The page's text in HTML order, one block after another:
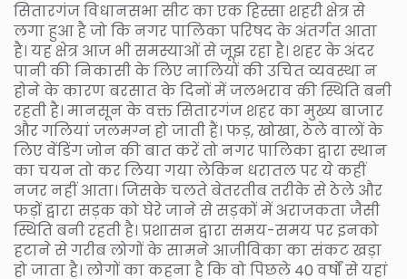
सितारगंज विधानसभा सीट का एक हिस्सा शहरी क्षेत्र से
लगा हुआ है जो कि नगर पालिका परिषद के अंतर्गत आता
है। यह क्षेत्र आज भी समस्याओं से जूझ रहा है। शहर के अंदर
पानी की निकासी के लिए नालियों की उचित व्यवस्था न
होने के कारण बरसात के दिनों में जलभराव की स्थिति बनी
रहती है। मानसून के वक्त सितारगंज शहर का मुख्य बाजार
और गलियां जलमग्न हो जाती हैं। फड़, खोखा, ठेले वालों के
लिए वेंडिंग जोन की बात करें तो नगर पालिका द्वारा स्थान
का चयन तो कर लिया गया लेकिन धरातल पर ये कहीं
नजर नहीं आता। जिसके चलते बेतरतीब तरीके से ठेले और
फड़ों द्वारा सड़क को घेरे जाने से सड़कों में अराजकता जैसी
स्थिति बनी रहती है। प्रशासन द्वारा समय-समय पर इनको
हटाने से गरीब लोगों के सामने आजीविका का संकट खड़ा
हो जाता है। लोगों का कहना है कि वो पिछले 40 वर्षों से यहां